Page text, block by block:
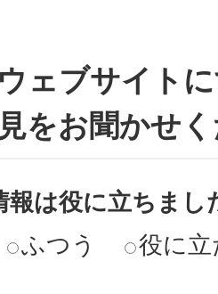
ェブサイト
をお聞かせ
報は役に立ちまし
ふつう 役に